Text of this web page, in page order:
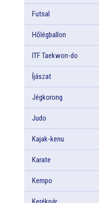
Futsal
Hőlégballon
ITF Taekwon-do
Íjászat
Jégkorong
Judo
Kajak-kenu
Karate
Kempo